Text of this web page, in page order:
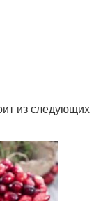
из следующих